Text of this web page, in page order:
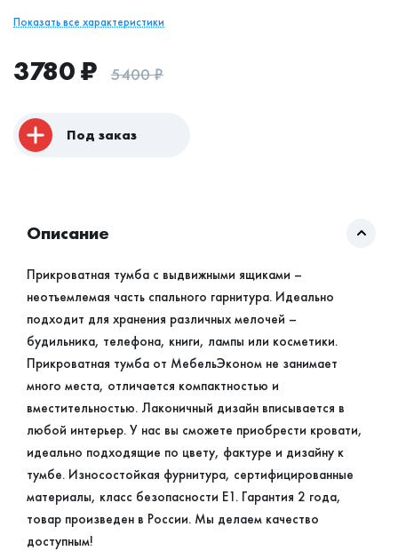
Показать все характеристики
3780₽ 5400₽
Под заказ
Описание
Прикроватная тумба с выдвижными ящиками –
неотъемлемая часть спального гарнитура. Идеально
подходит для хранения различных мелочей –
будильника, телефона, книги, лампы или косметики.
Прикроватная тумба от МебельЭконом не занимает
много места, отличается компактностью и
вместительностью. Лаконичный дизайн вписывается в
любой интерьер. У нас вы сможете приобрести кровати,
идеально подходящие по цвету, фактуре и дизайну к
тумбе. Износостойкая фурнитура, сертифицированные
материалы, класс безопасности Е1. Гарантия 2 года,
товар произведен в России. Мы делаем качество
доступным!